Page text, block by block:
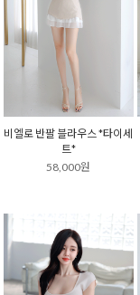
비엘로 반팔 블라우스 *타이세
트*
58,000원